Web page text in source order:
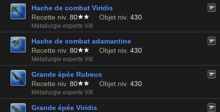
Hache de combat Viridis
Recette niv. 80 Objet niv. 430
Métallurgie experte VIII
Hache de combat adamantine
Recette niv. 80 Objet niv. 430
Métallurgie experte VIII
Grande épée Rubeus
Recette niv. 80 Objet niv. 430
Métallurgie experte VIII
Grande épée Viridis